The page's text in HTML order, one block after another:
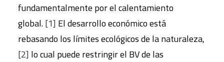
fundamentalmente por el calentamiento
global.[1] El desarrollo económico está
rebasando los límites ecológicos de la naturaleza,
[2] lo cual puede restringir el BV de las